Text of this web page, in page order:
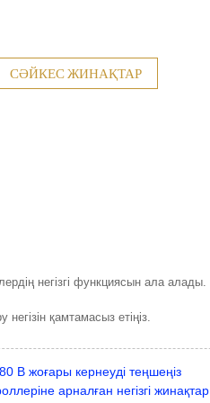
СӘЙКЕС ЖИНАҚТАР
негізгі функциясын ала алады.
қамтамасыз етіңіз.
В жоғары кернеуді теңшеңіз
арналған негізгі жинақтар